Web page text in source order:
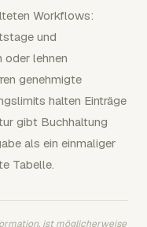
Workflows:
und
oder lehnen
genehmigte
halten Einträge
gibt Buchhaltung
als ein einmaliger
Tabelle.
ist möglicherweise